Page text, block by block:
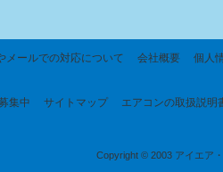
メールでの対応について 会社概要 個人
集中 サイトマップ エアコンの取扱説明
Copyright © 2003 アイエア